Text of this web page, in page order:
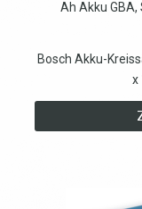
Ah Akku
Bosch Akku-
x